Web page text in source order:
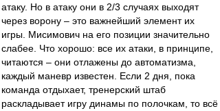
атаку. Но в атаку они в 2/3 случаях выходят
через ворону – это важнейший элемент их
игры. Мисимович на его позиции значительно
слабее. Что хорошо: все их атаки, в принципе,
читаются – они отлажены до автоматизма,
каждый маневр известен. Если 2 дня, пока
команда отдыхает, тренерский штаб
раскладывает игру динамы по полочкам, то всё